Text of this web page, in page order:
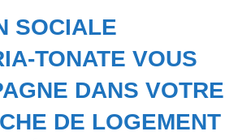
SOCIALE
TONATE VOUS
DANS VOTRE
DE LOGEMENT